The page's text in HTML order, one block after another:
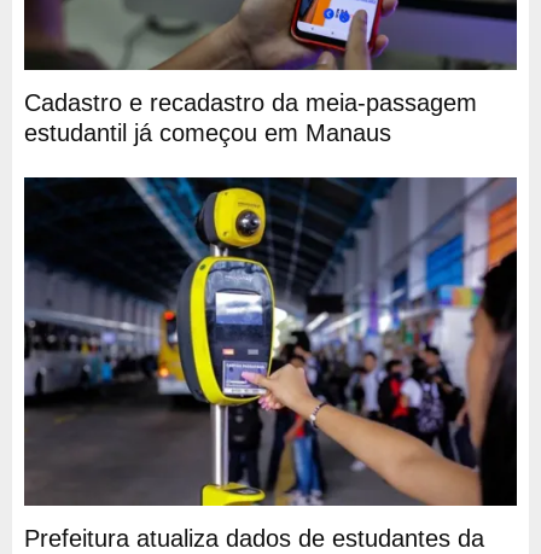
Cadastro e recadastro da meia-passagem
estudantil já começou em Manaus
Prefeitura atualiza dados de estudantes da